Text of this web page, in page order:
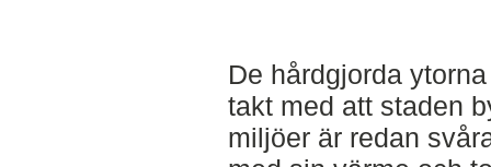
De hårdgjorda
takt med att staden
miljöer är redan